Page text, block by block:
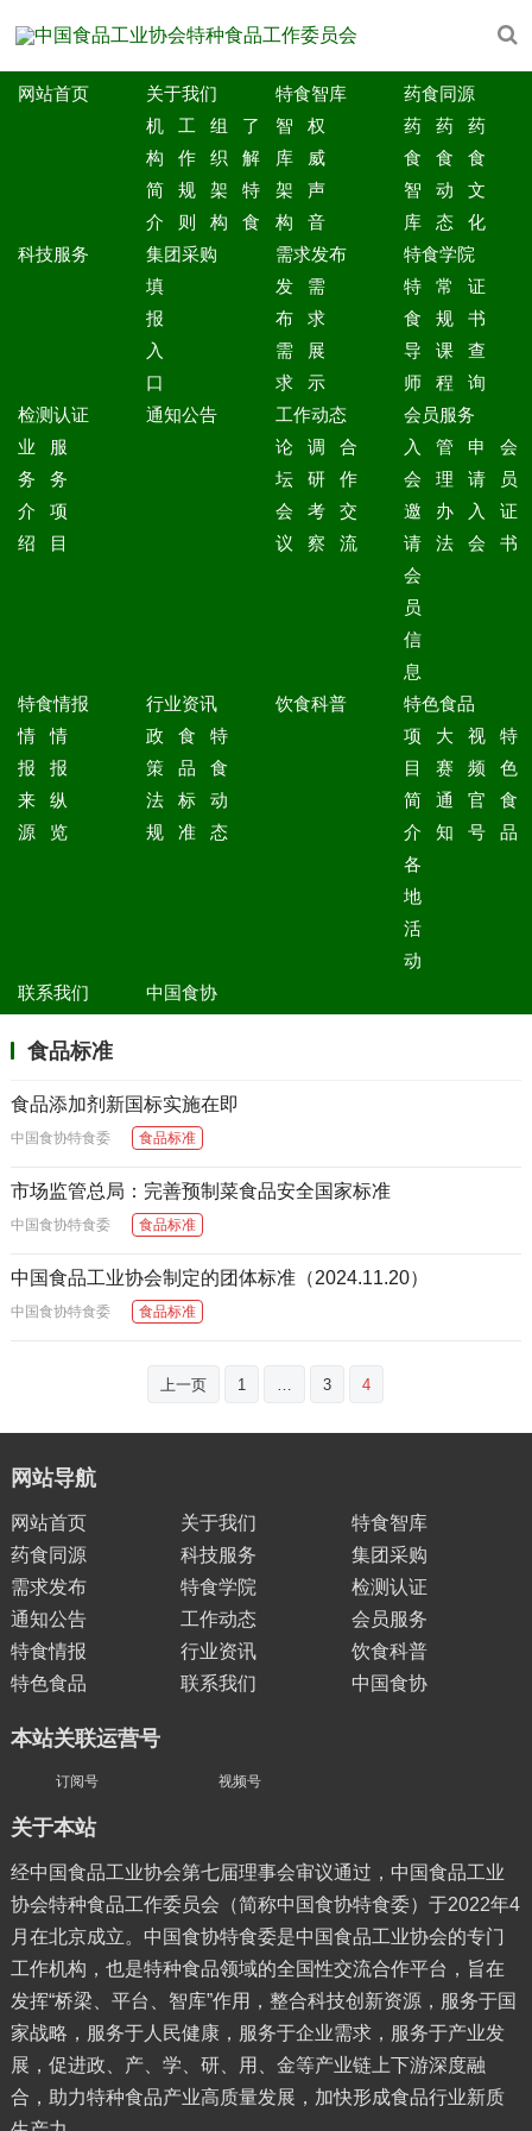
网站首页
关于我们
机
构
简
介
工
作
规
则
组
织
架
构
了
解
特
食
特食智库
智
库
架
构
权
威
声
音
药食同源
药
食
智
库
药
食
动
态
药
食
文
化
科技服务
集团采购
填
报
入
口
需求发布
发
布
需
求
需
求
展
示
特食学院
特
食
导
师
常
规
课
程
证
书
查
询
检测认证
业
务
介
绍
服
务
项
目
通知公告
工作动态
论
坛
会
议
调
研
考
察
合
作
交
流
会员服务
入
会
邀
请
管
理
办
法
申
请
入
会
会
员
证
书
会
员
信
息
特食情报
情
报
来
源
情
报
纵
览
行业资讯
政
策
法
规
食
品
标
准
特
食
动
态
饮食科普
特色食品
项
目
简
介
大
赛
通
知
视
频
官
号
特
色
食
品
各
地
活
动
联系我们
中国食协
食品标准
食品添加剂新国标实施在即
中国食协特食委 食品标准
市场监管总局：完善预制菜食品安全国家标准
中国食协特食委 食品标准
中国食品工业协会制定的团体标准（2024.11.20）
中国食协特食委 食品标准
页
上一页 1 … 3 4
网站导航
网站首页 关于我们
特食智库
药食同源
科技服务
集团采购
需求发布
特食学院
检测认证
通知公告
工作动态
会员服务
特食情报
行业资讯
饮食科普
特色食品
联系我们 中国食协
本站关联运营号
订阅号 视频号
关于本站
经中国食品工业协会第七届理事会审议通过，中国食品工业
协会特种食品工作委员会（简称中国食协特食委）于2022年4
月在北京成立。中国食协特食委是中国食品工业协会的专门
工作机构，也是特种食品领域的全国性交流合作平台，旨在
发挥“桥梁、平台、智库”作用，整合科技创新资源，服务于国
家战略，服务于人民健康，服务于企业需求，服务于产业发
展，促进政、产、学、研、用、金等产业链上下游深度融
合，助力特种食品产业高质量发展，加快形成食品行业新质